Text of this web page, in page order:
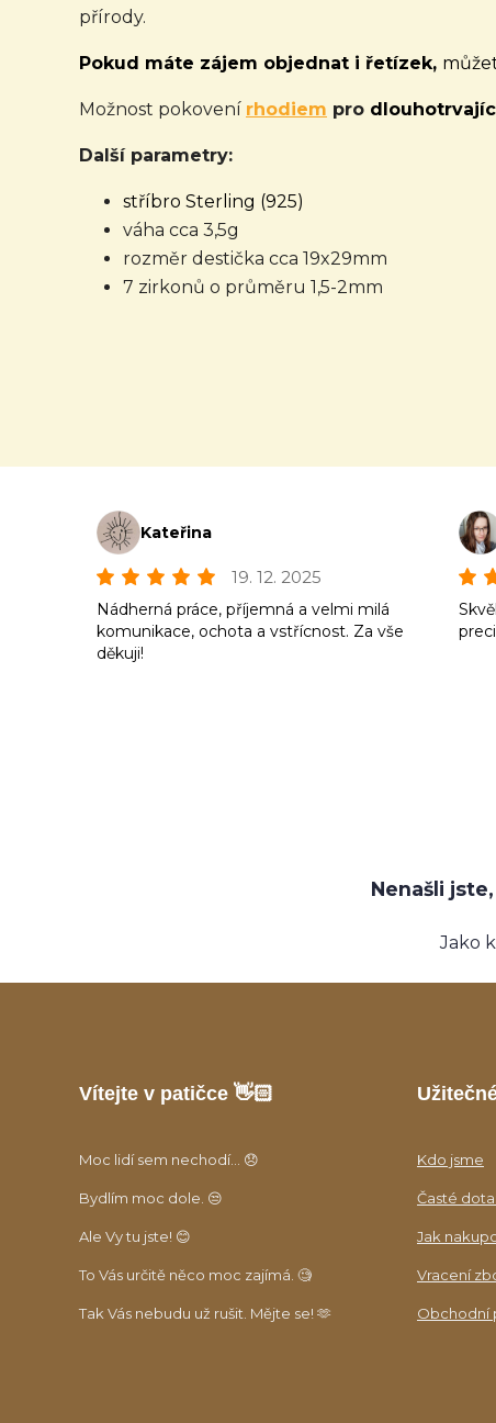
přírody.
Pokud máte zájem objednat i řetízek,
Možnost pokovení rhodiem pro
Další parametry:
stříbro Sterling (925)
váha cca 3,5g
rozměr destička cca 19x29mm
7 zirkonů o průměru 1,5-2mm
Kateřina
19. 12. 2025
Nádherná práce, příjemná a velmi milá
komunikace, ochota a vstřícnost. Za vše
děkuji!
Nenašli
Jako
Vítejte v patičce 👋🏻
Moc lidí sem nechodí... 😞
Bydlím moc dole. 😒
Ale Vy tu jste! 😊
To Vás určitě něco moc zajímá. 🧐
Tak Vás nebudu už rušit. Mějte se! 🫶
Kdo jsme
Časté
Jak
Vracení
Obchodní